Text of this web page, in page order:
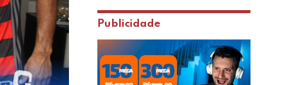
Publicidade